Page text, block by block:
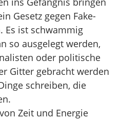
Gesetz gegen Fake-
Es ist schwammig
so ausgelegt werden,
oder politische
Gitter gebracht werden
schreiben, die
Zeit und Energie